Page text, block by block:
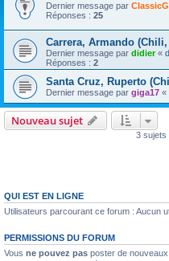
Dernier message par
Réponses : 25
Carrera, Armando (Chili,
Dernier message par didier«
Réponses : 2
Santa Cruz, Ruperto
Dernier message par giga17 «
Nouveau sujet
3 sujets
QUI EST EN LIGNE
Utilisateurs parcourant ce forum : Aucun
PERMISSIONS DU FORUM
Vous ne pouvez pas poster de